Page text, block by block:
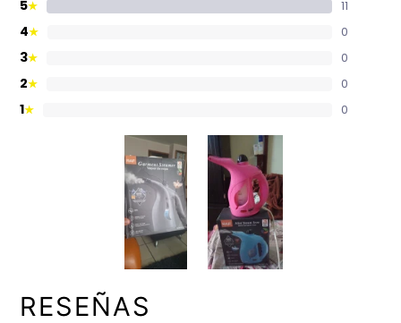
5★ 11
4★ 0
3★ 0
2★ 0
1★ 0
RESEÑAS